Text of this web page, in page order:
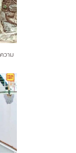
วาม